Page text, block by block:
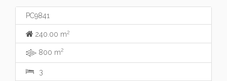
PC9841
240.00 m2
800 m2
3